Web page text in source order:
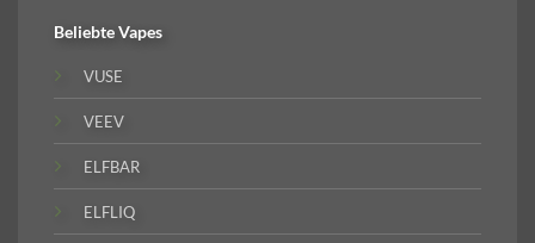
BeliebteVapes
VUSE
VEEV
ELFBAR
ELFLIQ